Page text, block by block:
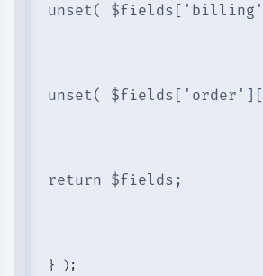
unset(
unset(
return $fields;
} );